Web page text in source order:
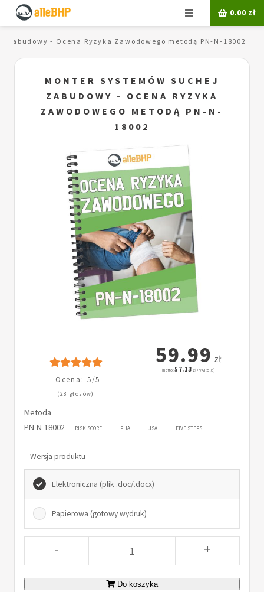
Menu 0.00 zł
zabudowy - Ocena Ryzyka Zawodowego metodą PN-N-18002
MONTER SYSTEMÓW SUCHEJ
ZABUDOWY - OCENA RYZYKA
ZAWODOWEGO METODĄ PN-N-
18002
Ocena: 5/5
(28 głosów)
59.99 zł
(netto:57.13 zł + VAT: 5%)
Metoda
PN-N-18002
RISK SCORE PHA JSA FIVE STEPS
Wersja produktu
Elektroniczna (plik .doc/.docx)
Papierowa (gotowy wydruk)
- +
Do koszyka